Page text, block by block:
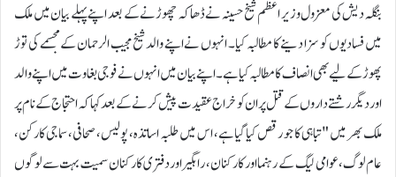
بنگلہ دیش کی معزول وزیر اعظم شیخ حسینہ نے ڈھاکہ چھوڑنے کے بعد اپنے پہلے بیان میں ملک
میں فسادیوں کو سزا دینے کا مطالبہ کیا۔ انہوں نے اپنے والد شیخ مجیب الرحمان کے مجسمے کی توڑ
پھوڑ کے لیے بھی انصاف کا مطالبہ کیا ہے ۔اپنے بیان میں انہوں نے فوجی بغاوت میں اپنے والد
اور دیگر رشتے داروں کے قتل پر ان کو خراج عقیدت پیش کرنے کے بعد کہا کہ احتجاج کے نام پر
ملک بھر میں "تباہی کا جو رقص کیا گیا ہے، اس میں طلبہ اساتذہ، پولیس، صحافی، سماجی کارکن،
عام لوگ، عوامی لیگ کے رہنما اور کارکنان، راہگیراور دفتری کارکنان سمیت بہت سے لوگوں